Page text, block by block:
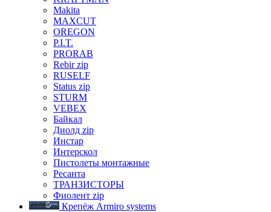
Makita
MAXCUT
OREGON
P.I.T.
PRORAB
Rebir zip
RUSELF
Status zip
STURM
VEBEX
Байкал
Диолд zip
Инстар
Интерскол
Пистолеты монтажные
Ресанта
ТРАНЗИСТОРЫ
Фиолент zip
Крепёж Armiro systems